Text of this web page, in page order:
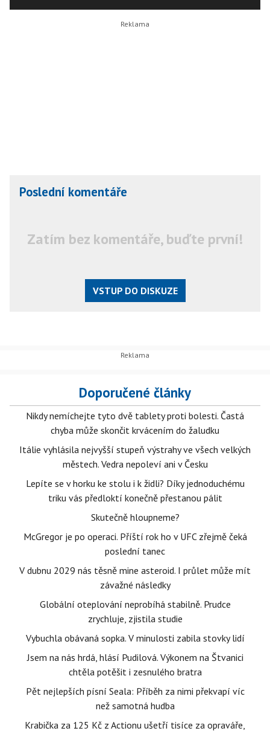
Poslední komentáře
Zatím bez komentáře, buďte první!
VSTUP DO DISKUZE
Doporučené články
Nikdy nemíchejte tyto dvě tablety proti bolesti. Častá
chyba může skončit krvácením do žaludku
Itálie vyhlásila nejvyšší stupeň výstrahy ve všech velkých
městech. Vedra nepoleví ani v Česku
Lepíte se v horku ke stolu i k židli? Díky jednoduchému
triku vás předloktí konečně přestanou pálit
Skutečně hloupneme?
McGregor je po operaci. Příští rok ho v UFC zřejmě čeká
poslední tanec
V dubnu 2029 nás těsně mine asteroid. I průlet může mít
závažné následky
Globální oteplování neprobíhá stabilně. Prudce
zrychluje, zjistila studie
Vybuchla obávaná sopka. V minulosti zabila stovky lidí
Jsem na nás hrdá, hlásí Pudilová. Výkonem na Štvanici
chtěla potěšit i zesnulého bratra
Pět nejlepších písní Seala: Příběh za nimi překvapí víc
než samotná hudba
Krabička za 125 Kč z Actionu ušetří tisíce za opraváře,